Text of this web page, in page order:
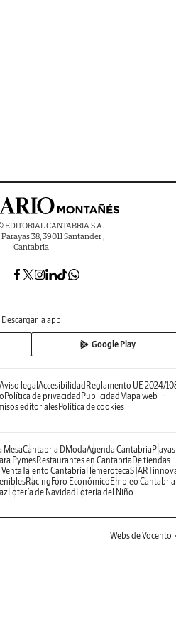
CANTABRIA S.A.
38, 39011 Santander ,
Cantabria
Descargar la app
Google Play
Aviso legalAccesibilidadReglamento UE 2024/
Política de privacidadPublicidadMapa web
editorialesPolítica de cookies
MesaCantabria DModaAgenda CantabriaPlayas
PymesRestaurantes en CantabriaDe tiendas
Talento CantabriaHemeroteca
RacingForo EconómicoEmpleo Cantabria
Lotería de NavidadLotería del Niño
Webs de Vocento